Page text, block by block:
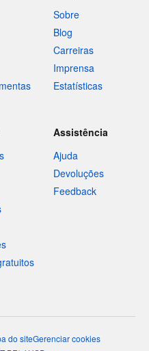
Sobre
Blog
Carreiras
Imprensa
Estatísticas
Assistência
Ajuda
Devoluções
Feedback
do siteGerenciar cookies